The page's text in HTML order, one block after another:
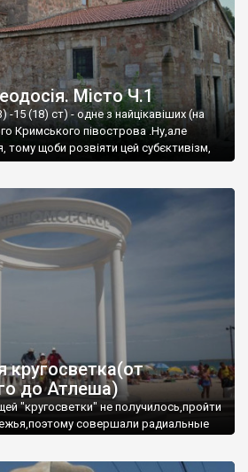
Місто Ч.1
-15 (18) ст) - одне з найцікавіших (на
Кримського півострова .Ну,але
щоби розвіяти цей субєктивізм,
кругосветка(от
до Атлеша)
"кругосветки" не получилось,пройти
совершали радиальные